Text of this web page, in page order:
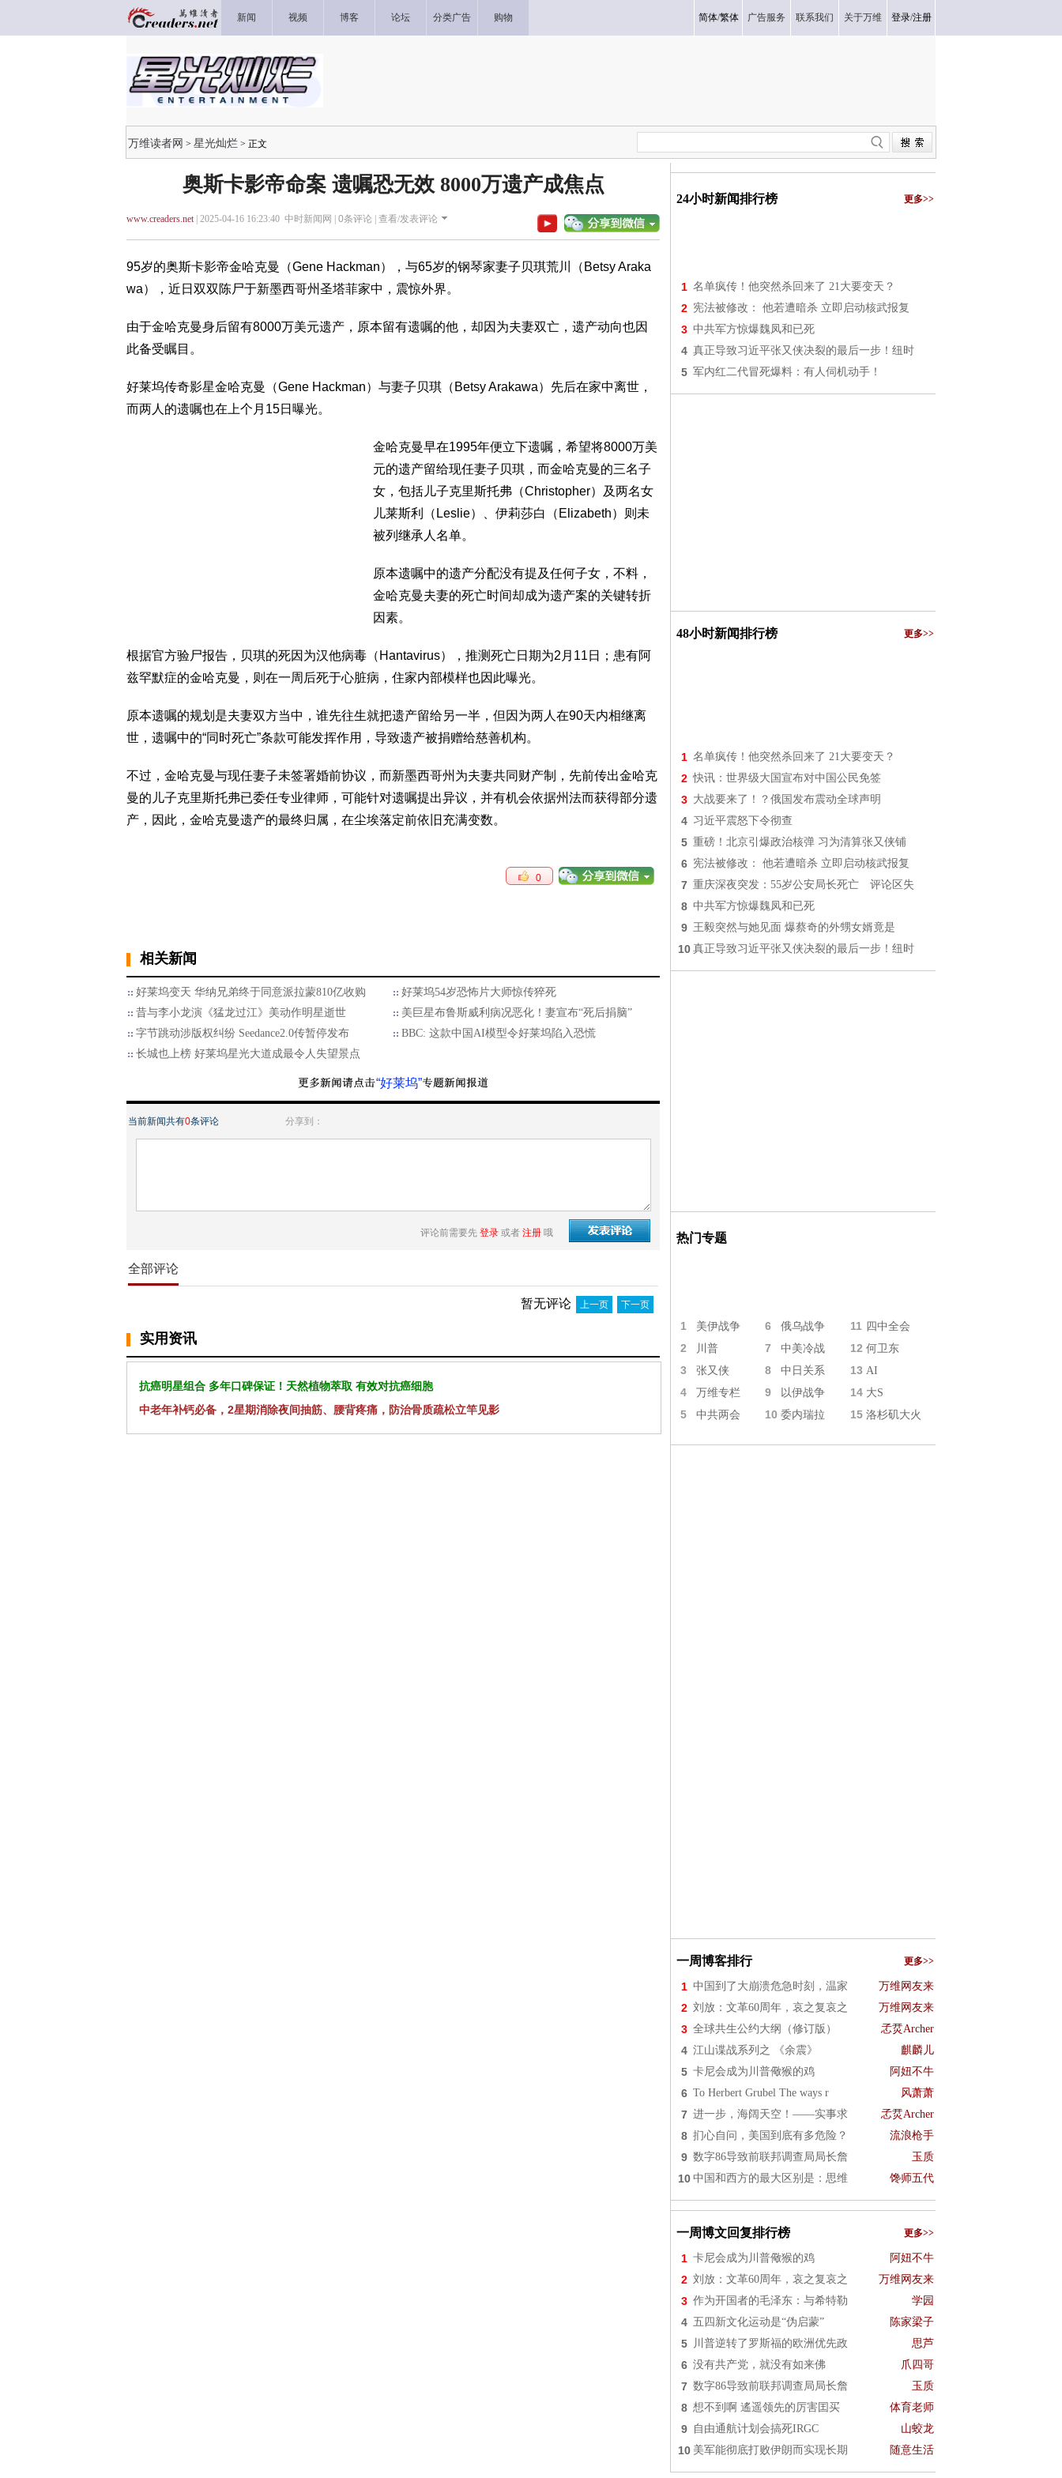
新闻 视频 博客 论坛 分类广告 购物 简体/繁体 广告服务 联系我们 关于万维 登录/注册
万维读者网 > 星光灿烂 > 正文
奥斯卡影帝命案 遗嘱恐无效 8000万遗产成焦点
www.creaders.net| 2025-04-16 16:23:40 中时新闻网 | 0条评论 | 查看/发表评论
95岁的奥斯卡影帝金哈克曼（Gene Hackman），与65岁的钢琴家妻子贝琪荒川（Betsy Araka
wa），近日双双陈尸于新墨西哥州圣塔菲家中，震惊外界。
由于金哈克曼身后留有8000万美元遗产，原本留有遗嘱的他，却因为夫妻双亡，遗产动向也因
此备受瞩目。
好莱坞传奇影星金哈克曼（Gene Hackman）与妻子贝琪（Betsy Arakawa）先后在家中离世，
而两人的遗嘱也在上个月15日曝光。
金哈克曼早在1995年便立下遗嘱，希望将8000万美
元的遗产留给现任妻子贝琪，而金哈克曼的三名子
女，包括儿子克里斯托弗（Christopher）及两名女
儿莱斯利（Leslie）、伊莉莎白（Elizabeth）则未
被列继承人名单。
原本遗嘱中的遗产分配没有提及任何子女，不料，
金哈克曼夫妻的死亡时间却成为遗产案的关键转折
因素。
根据官方验尸报告，贝琪的死因为汉他病毒（Hantavirus），推测死亡日期为2月11日；患有阿
兹罕默症的金哈克曼，则在一周后死于心脏病，住家内部模样也因此曝光。
原本遗嘱的规划是夫妻双方当中，谁先往生就把遗产留给另一半，但因为两人在90天内相继离
世，遗嘱中的“同时死亡”条款可能发挥作用，导致遗产被捐赠给慈善机构。
不过，金哈克曼与现任妻子未签署婚前协议，而新墨西哥州为夫妻共同财产制，先前传出金哈克
曼的儿子克里斯托弗已委任专业律师，可能针对遗嘱提出异议，并有机会依据州法而获得部分遗
产，因此，金哈克曼遗产的最终归属，在尘埃落定前依旧充满变数。
0
相关新闻
好莱坞变天 华纳兄弟终于同意派拉蒙810亿收购
好莱坞54岁恐怖片大师惊传猝死
昔与李小龙演《猛龙过江》美动作明星逝世
美巨星布鲁斯威利病况恶化！妻宣布“死后捐脑”
字节跳动涉版权纠纷 Seedance2.0传暂停发布
BBC: 这款中国AI模型令好莱坞陷入恐慌
长城也上榜 好莱坞星光大道成最令人失望景点
“好莱坞”
当前新闻共有0条评论 分享到：
评论前需要先 登录 或者 注册 哦
全部评论
暂无评论 上一页 下一页
实用资讯
抗癌明星组合 多年口碑保证！天然植物萃取 有效对抗癌细胞
中老年补钙必备，2星期消除夜间抽筋、腰背疼痛，防治骨质疏松立竿见影
24小时新闻排行榜 更多>>
1 名单疯传！他突然杀回来了 21大要变天？
2 宪法被修改： 他若遭暗杀 立即启动核武报复
3 中共军方惊爆魏凤和已死
4 真正导致习近平张又侠决裂的最后一步！纽时
5 军内红二代冒死爆料：有人伺机动手！
48小时新闻排行榜 更多>>
1 名单疯传！他突然杀回来了 21大要变天？
2 快讯：世界级大国宣布对中国公民免签
3 大战要来了！？俄国发布震动全球声明
4 习近平震怒下令彻查
5 重磅！北京引爆政治核弹 习为清算张又侠铺
6 宪法被修改： 他若遭暗杀 立即启动核武报复
7 重庆深夜突发：55岁公安局长死亡 评论区失
8 中共军方惊爆魏凤和已死
9 王毅突然与她见面 爆蔡奇的外甥女婿竟是
10 真正导致习近平张又侠决裂的最后一步！纽时
热门专题
1 美伊战争 6 俄乌战争 11 四中全会
2 川普 7 中美冷战 12 何卫东
3 张又侠 8 中日关系 13 AI
4 万维专栏 9 以伊战争 14 大S
5 中共两会 10 委内瑞拉 15 洛杉矶大火
一周博客排行 更多>>
1 中国到了大崩溃危急时刻，温家 万维网友来
2 刘放：文革60周年，哀之复哀之 万维网友来
3 全球共生公约大纲（修订版） 孞烎Archer
4 江山谍战系列之 《余震》 麒麟儿
5 卡尼会成为川普儆猴的鸡 阿妞不牛
6 To Herbert Grubel The ways r 风萧萧
7 进一步，海阔天空！——实事求 孞烎Archer
8 扪心自问，美国到底有多危险？ 流浪枪手
9 数字86导致前联邦调查局局长詹 玉质
10 中国和西方的最大区别是：思维 馋师五代
一周博文回复排行榜 更多>>
1 卡尼会成为川普儆猴的鸡 阿妞不牛
2 刘放：文革60周年，哀之复哀之 万维网友来
3 作为开国者的毛泽东：与希特勒 学园
4 五四新文化运动是“伪启蒙” 陈家梁子
5 川普逆转了罗斯福的欧洲优先政 思芦
6 没有共产党，就没有如来佛 爪四哥
7 数字86导致前联邦调查局局长詹 玉质
8 想不到啊 遙遥领先的厉害囯买 体育老师
9 自由通航计划会搞死IRGC 山蛟龙
10 美军能彻底打败伊朗而实现长期 随意生活